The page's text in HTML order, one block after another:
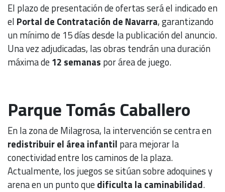
El plazo de presentación de ofertas será el indicado en
el Portal de Contratación de Navarra, garantizando
un mínimo de 15 días desde la publicación del anuncio.
Una vez adjudicadas, las obras tendrán una duración
máxima de12 semanas por área de juego.
Parque Tomás Caballero
En la zona de Milagrosa, la intervención se centra en
redistribuir el área infantil para mejorar la
conectividad entre los caminos de la plaza.
Actualmente, los juegos se sitúan sobre adoquines y
arena en un punto quedificulta la caminabilidad.